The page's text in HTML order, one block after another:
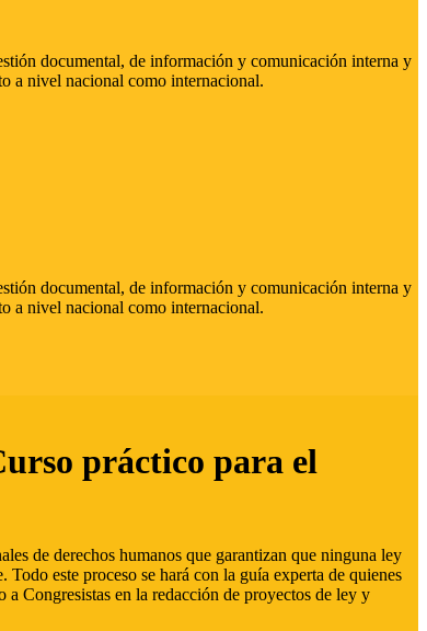
documental, de información y comunicación interna y
a nivel nacional como internacional.
documental, de información y comunicación interna y
a nivel nacional como internacional.
práctico para el
de derechos humanos que garantizan que ninguna ley
este proceso se hará con la guía experta de quienes
Congresistas en la redacción de proyectos de ley y